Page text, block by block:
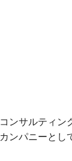
ンサルティン
ンパニーとし